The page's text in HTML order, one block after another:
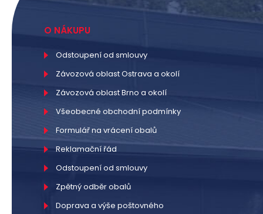
O NÁKUPU
Odstoupení od smlouvy
Závozová oblast Ostrava a okolí
Závozová oblast Brno a okolí
Všeobecné obchodní podmínky
Formulář na vrácení obalů
Reklamační řád
Odstoupení od smlouvy
Zpětný odběr obalů
Doprava a výše poštovného